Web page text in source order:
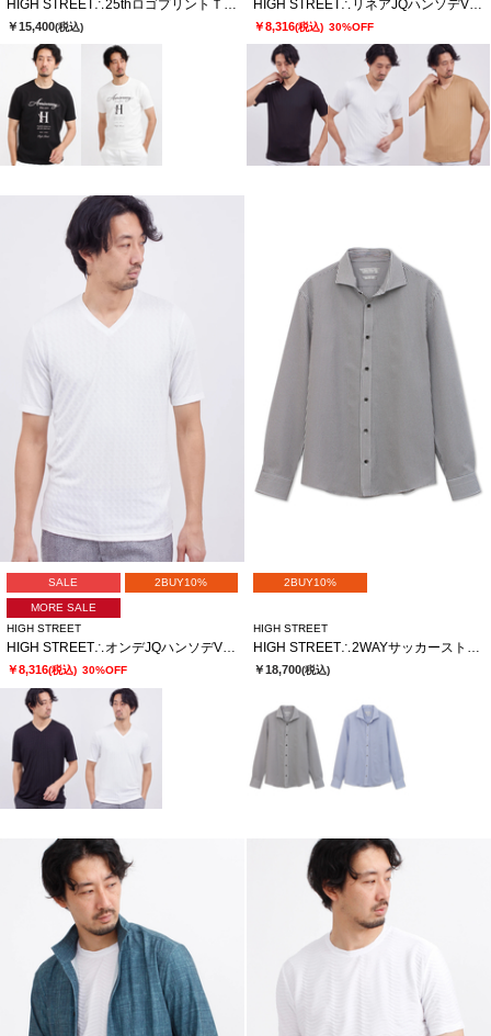
￥15,400(税込) ￥8,316(税込) 30%OFF
SALE 2BUY10%
MORE SALE
HIGH STREET
HIGH STREET∴オンデJQハンソデVネック
￥8,316(税込) 30%OFF
2BUY10%
HIGH STREET
HIGH STREET∴2WAYサッカーストライプカッタウェイシャツ
￥18,700(税込)